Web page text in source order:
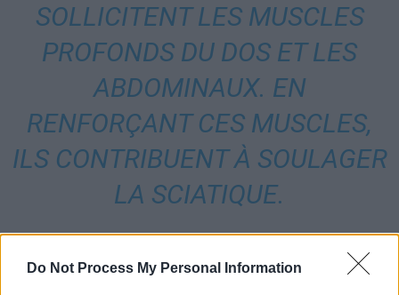
Do Not Process My Personal Information
SOLLICITENT LES MUSCLES
PROFONDS DU DOS ET LES
ABDOMINAUX. EN
RENFORÇANT CES MUSCLES,
ILS CONTRIBUENT À SOULAGER
LA SCIATIQUE.
Les gestes à proscrire pour éviter